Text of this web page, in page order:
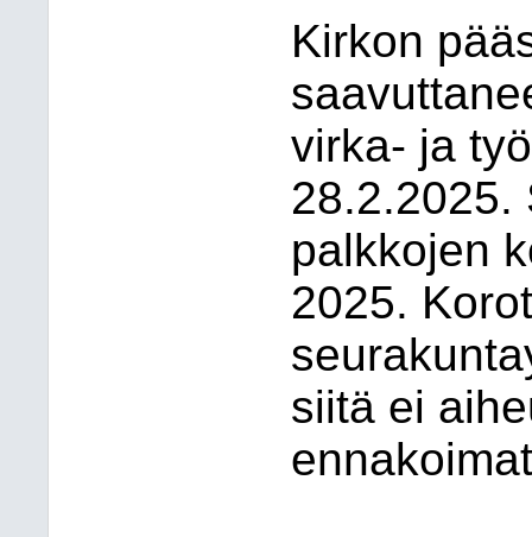
Kirkon
virka- ja
28.2.2025.
palkkojen
2025.
siitä ei